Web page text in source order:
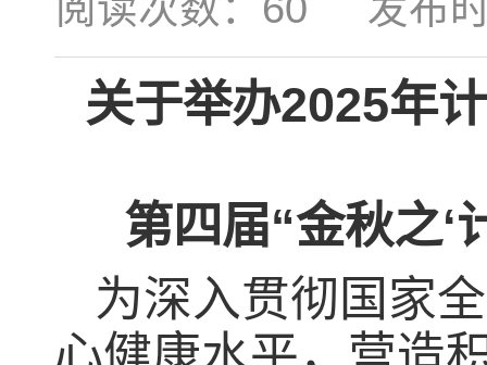
关于举办2025年
第四届“金秋之‘
为深入贯彻国家